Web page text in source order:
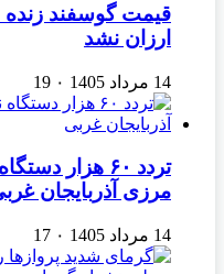
ارزان نشد
14 مرداد 1405 ۰ 19
تردد ۶۰ هزار
مرزی آذربایجان
14 مرداد 1405 ۰ 17